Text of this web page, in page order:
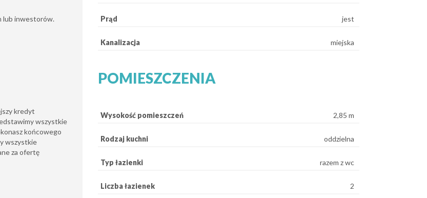
lub inwestorów.
kredyt
wszystkie
końcowego
wszystkie
za ofertę
Prąd jest
Kanalizacja miejska
POMIESZCZENIA
Wysokość pomieszczeń 2,85 m
Rodzaj kuchni oddzielna
Typ łazienki razem z wc
Liczba łazienek 2